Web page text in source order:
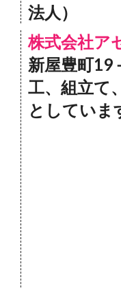
法人）
株式会社ア
新屋豊町19
工、組立て
としていま